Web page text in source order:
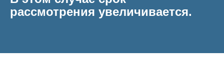
рассмотрения увеличивается.